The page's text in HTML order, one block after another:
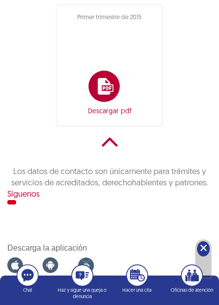
Primer trimestre de 2015
Descargar pdf
Los datos de contacto son únicamente para trámites y
servicios de acreditados, derechohabientes y patrones.
Síguenos
Descarga la aplicación
Infonatel
🗙
Chat
Haz y sigue una queja o
denuncia
Hacer una cita Oficinas de atención